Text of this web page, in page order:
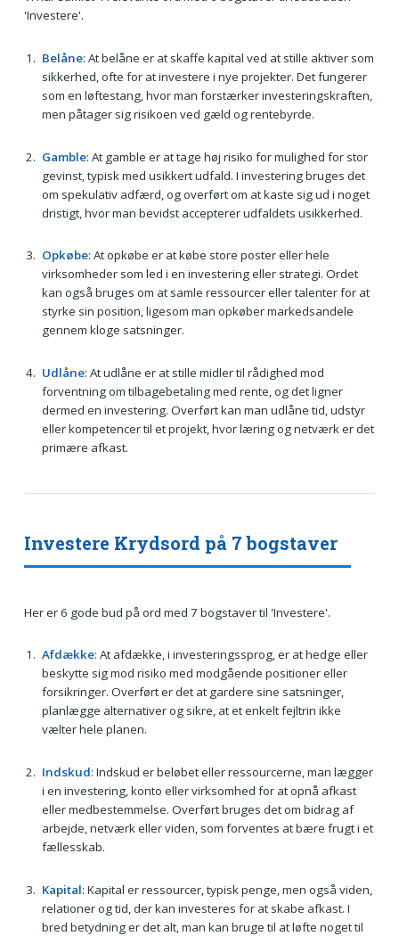
'Investere'.
Belåne: At belåne er at skaffe kapital ved at stille aktiver som
sikkerhed, ofte for at investere i nye projekter. Det fungerer
som en løftestang, hvor man forstærker investeringskraften,
men påtager sig risikoen ved gæld og rentebyrde.
Gamble: At gamble er at tage høj risiko for mulighed for stor
gevinst, typisk med usikkert udfald. I investering bruges det
om spekulativ adfærd, og overført om at kaste sig ud i noget
dristigt, hvor man bevidst accepterer udfaldets usikkerhed.
Opkøbe: At opkøbe er at købe store poster eller hele
virksomheder som led i en investering eller strategi. Ordet
kan også bruges om at samle ressourcer eller talenter for at
styrke sin position, ligesom man opkøber markedsandele
gennem kloge satsninger.
Udlåne: At udlåne er at stille midler til rådighed mod
forventning om tilbagebetaling med rente, og det ligner
dermed en investering. Overført kan man udlåne tid, udstyr
eller kompetencer til et projekt, hvor læring og netværk er det
primære afkast.
Investere Krydsord på 7 bogstaver
Her er 6 gode bud på ord med 7 bogstaver til 'Investere'.
Afdække: At afdække, i investeringssprog, er at hedge eller
beskytte sig mod risiko med modgående positioner eller
forsikringer. Overført er det at gardere sine satsninger,
planlægge alternativer og sikre, at et enkelt fejltrin ikke
vælter hele planen.
Indskud: Indskud er beløbet eller ressourcerne, man lægger
i en investering, konto eller virksomhed for at opnå afkast
eller medbestemmelse. Overført bruges det om bidrag af
arbejde, netværk eller viden, som forventes at bære frugt i et
fællesskab.
Kapital: Kapital er ressourcer, typisk penge, men også viden,
relationer og tid, der kan investeres for at skabe afkast. I
bred betydning er det alt, man kan bruge til at løfte noget til